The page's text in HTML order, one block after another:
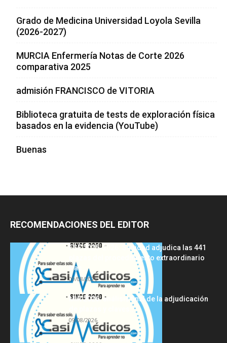
Grado de Medicina Universidad Loyola Sevilla
(2026-2027)
MURCIA Enfermería Notas de Corte 2026
comparativa 2025
admisión FRANCISCO de VITORIA
Biblioteca gratuita de tests de exploración física
basados en la evidencia (YouTube)
Buenas
RECOMENDACIONES DEL EDITOR
FSE 2025-2026: Sanidad adjudica las 441
plazas del procedimiento extraordinario
tras...
09/08/2026
MIR 2026: análisis final de la adjudicación
de plazas y claves...
09/08/2026